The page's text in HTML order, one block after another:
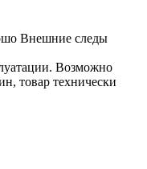
Внешние следы
Возможно
товар технически